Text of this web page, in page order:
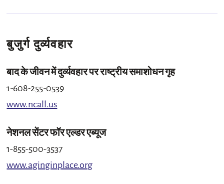
बुजुर्ग दुर्व्यवहार
बाद के जीवन में दुर्व्यवहार पर राष्ट्रीय समाशोधन गृह
1-608-255-0539
www.ncall.us
नेशनल सेंटर फॉर एल्डर एब्यूज
1-855-500-3537
www.aginginplace.org